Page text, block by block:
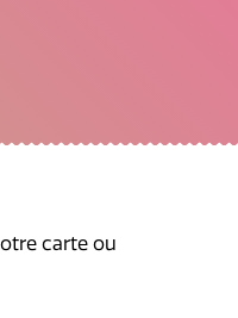
carte ou